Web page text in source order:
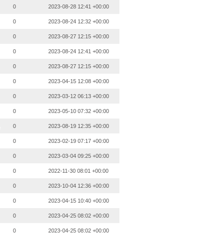
0
2023-08-28 12:41 +00:00
0
2023-08-24 12:32 +00:00
0
2023-08-27 12:15 +00:00
0
2023-08-24 12:41 +00:00
0
2023-08-27 12:15 +00:00
0
2023-04-15 12:08 +00:00
0
2023-03-12 06:13 +00:00
0
2023-05-10 07:32 +00:00
0
2023-08-19 12:35 +00:00
0
2023-02-19 07:17 +00:00
0
2023-03-04 09:25 +00:00
0
2022-11-30 08:01 +00:00
0
2023-10-04 12:36 +00:00
0
2023-04-15 10:40 +00:00
0
2023-04-25 08:02 +00:00
0
2023-04-25 08:02 +00:00